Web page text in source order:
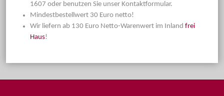
1607 oder benutzen Sie unser Kontaktformular.
Mindestbestellwert 30 Euro netto!
Wir liefern ab 130 Euro Netto-Warenwert im Inland frei
Haus!